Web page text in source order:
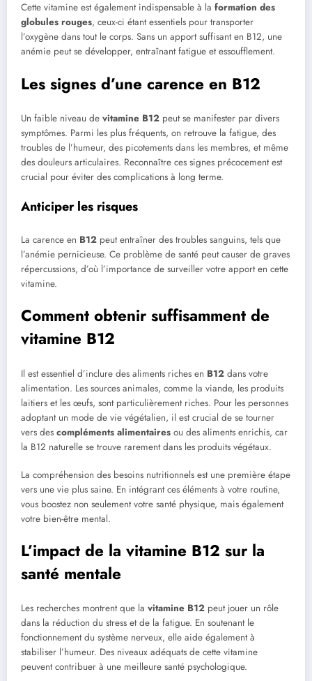
Cette vitamine est également indispensable à la formation des
globules rouges, ceux-ci étant essentiels pour transporter
l’oxygène dans tout le corps. Sans un apport suffisant en B12, une
anémie peut se développer, entraînant fatigue et essoufflement.
Les signes d’une carence en B12
Un faible niveau de vitamine B12 peut se manifester par divers
symptômes. Parmi les plus fréquents, on retrouve la fatigue, des
troubles de l’humeur, des picotements dans les membres, et même
des douleurs articulaires. Reconnaître ces signes précocement est
crucial pour éviter des complications à long terme.
Anticiper les risques
La carence en B12 peut entraîner des troubles sanguins, tels que
l’anémie pernicieuse. Ce problème de santé peut causer de graves
répercussions, d’où l’importance de surveiller votre apport en cette
vitamine.
Comment obtenir suffisamment de
vitamine B12
Il est essentiel d’inclure des aliments riches en B12 dans votre
alimentation. Les sources animales, comme la viande, les produits
laitiers et les œufs, sont particulièrement riches. Pour les personnes
adoptant un mode de vie végétalien, il est crucial de se tourner
vers des compléments alimentaires ou des aliments enrichis, car
la B12 naturelle se trouve rarement dans les produits végétaux.
La compréhension des besoins nutritionnels est une première étape
vers une vie plus saine. En intégrant ces éléments à votre routine,
vous boostez non seulement votre santé physique, mais également
votre bien-être mental.
L’impact de la vitamine B12 sur la
santé mentale
Les recherches montrent que la vitamine B12 peut jouer un rôle
dans la réduction du stress et de la fatigue. En soutenant le
fonctionnement du système nerveux, elle aide également à
stabiliser l’humeur. Des niveaux adéquats de cette vitamine
peuvent contribuer à une meilleure santé psychologique.